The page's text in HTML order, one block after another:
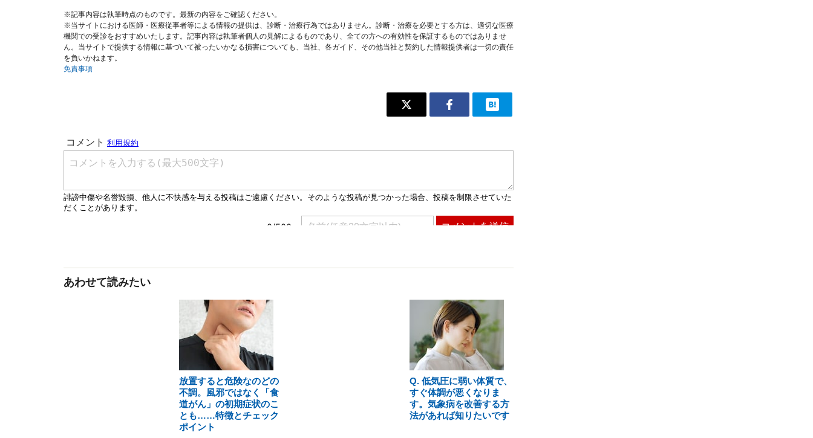
※記事内容は執筆時点のものです。最新の内容をご確認ください。
※当サイトにおける医師・医療従事者等による情報の提供は、診断・治療行為ではありません。診断・治療を必要とする方は、適切な医療
機関での受診をおすすめいたします。記事内容は執筆者個人の見解によるものであり、全ての方への有効性を保証するものではありませ
ん。当サイトで提供する情報に基づいて被ったいかなる損害についても、当社、各ガイド、その他当社と契約した情報提供者は一切の責任
を負いかねます。
免責事項
あわせて読みたい
放置すると危険なのどの
不調。風邪ではなく「食
道がん」の初期症状のこ
とも……特徴とチェック
ポイント
Q. 低気圧に弱い体質で、
すぐ体調が悪くなりま
す。気象病を改善する方
法があれば知りたいです